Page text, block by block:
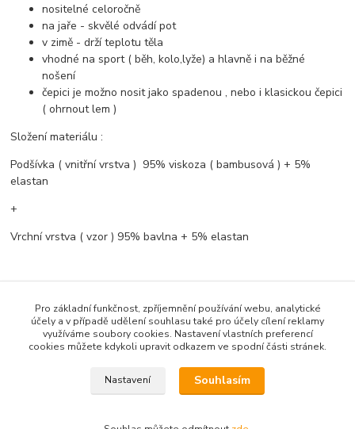
nositelné celoročně
na jaře - skvělé odvádí pot
v zimě - drží teplotu těla
vhodné na sport ( běh, kolo,lyže) a hlavně i na běžné
nošení
čepici je možno nosit jako spadenou , nebo i klasickou čepici
( ohrnout lem )
Složení materiálu :
Podšívka ( vnitřní vrstva ) 95% viskoza ( bambusová ) + 5%
elastan
+
Vrchní vrstva ( vzor ) 95% bavlna + 5% elastan
Praní při maximální teplotě 40°C . Není vhodné dávat do sušičky !
Ušito s láskou v ČR .- Bambusový svět
Pro základní funkčnost, zpříjemnění používání webu, analytické
účely a v případě udělení souhlasu také pro účely cílení reklamy
využíváme soubory cookies. Nastavení vlastních preferencí
cookies můžete kdykoli upravit odkazem ve spodní části stránek.
Nastavení Souhlasím